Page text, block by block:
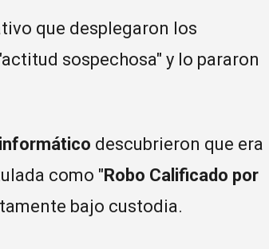
que desplegaron los
sospechosa" y lo pararon
descubrieron que era
como " Robo Calificado por
bajo custodia.